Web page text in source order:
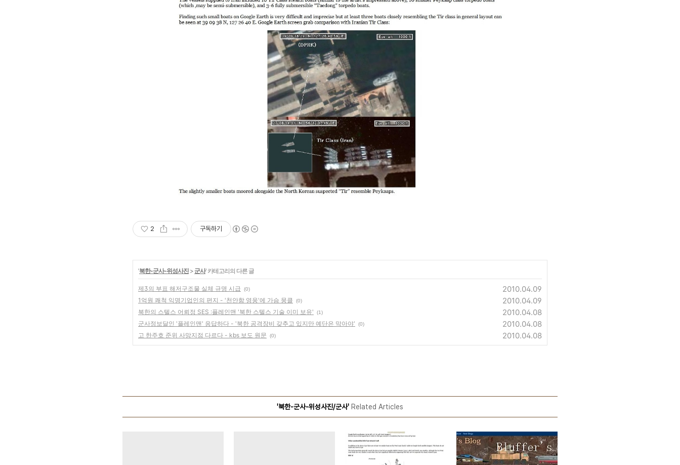
2 구독하기
'북한-군사-위성사진 > 군사' 카테고리의 다른 글
제3의 부표 해저구조물 실체 규명 시급 (0) 2010.04.09
1억원 쾌척 익명기업인의 편지 - '천안함 영웅'에 가슴 뭉클 (0) 2010.04.09
북한의 스텔스 어뢰정 SES :플레인맨 '북한 스텔스 기술 이미 보유' (1) 2010.04.08
군사정보달인 '플레인맨' 응답하다 - '북한 공격장비 갖추고 있지만 예단은 막아야' (0) 2010.04.08
고 한주호 준위 사망지점 다르다 - kbs 보도 원문 (0) 2010.04.08
'북한-군사-위성사진/군사' Related Articles